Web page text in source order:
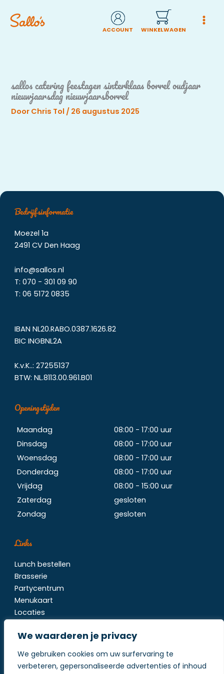
We waarderen je privacy
We gebruiken cookies om uw surfervaring te
verbeteren, gepersonaliseerde advertenties of inhoud
naar
sallos catering feestagen sinterklaas borrel oudjaar
nieuwjaarsdag nieuwjaarsborrel
Door Chris Tol / 26 augustus 2025
Bedrijfsinformatie
Moezel 1a
2491 CV Den Haag
info@sallos.nl
T:070 - 301 09 90
T:06 51720835
IBAN NL20.RABO.0387.1626.82
BIC INGBNL2A
K.v.K..: 27255137
BTW: NL.8113.00.961.B01
Openingstijden
Maandag
08:00 - 17:00 uur
Dinsdag
08:00 - 17:00 uur
Woensdag
08:00 - 17:00 uur
Donderdag
08:00 - 17:00 uur
Vrijdag
08:00 - 15:00 uur
Zaterdag
gesloten
Zondag
gesloten
Links
Lunch bestellen
Brasserie
Partycentrum
Menukaart
Locaties
Algemene voorwaarden